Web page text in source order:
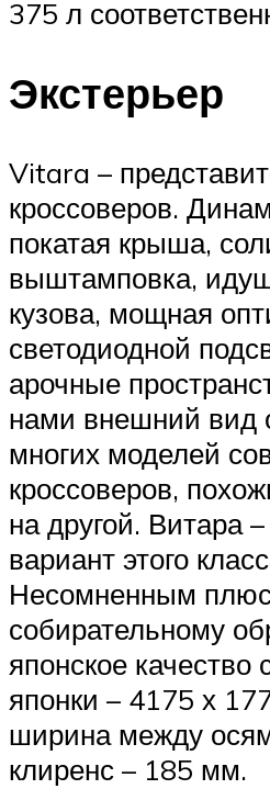
375 л
Экстерьер
Vitara –
кроссоверов.
покатая крыша,
выштамповка,
кузова, мощная
светодиодной
арочные
нами внешний вид
многих моделей
кроссоверов,
на другой. Витара
вариант этого
Несомненным
собирательному
японское
японки – 4175 х
ширина между
клиренс – 185 мм.